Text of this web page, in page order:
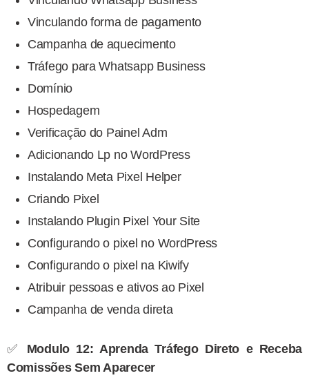
Vinculando forma de pagamento
Campanha de aquecimento
Tráfego para Whatsapp Business
Domínio
Hospedagem
Verificação do Painel Adm
Adicionando Lp no WordPress
Instalando Meta Pixel Helper
Criando Pixel
Instalando Plugin Pixel Your Site
Configurando o pixel no WordPress
Configurando o pixel na Kiwify
Atribuir pessoas e ativos ao Pixel
Campanha de venda direta
✅ Modulo 12: Aprenda Tráfego Direto e Receba
Comissões Sem Aparecer